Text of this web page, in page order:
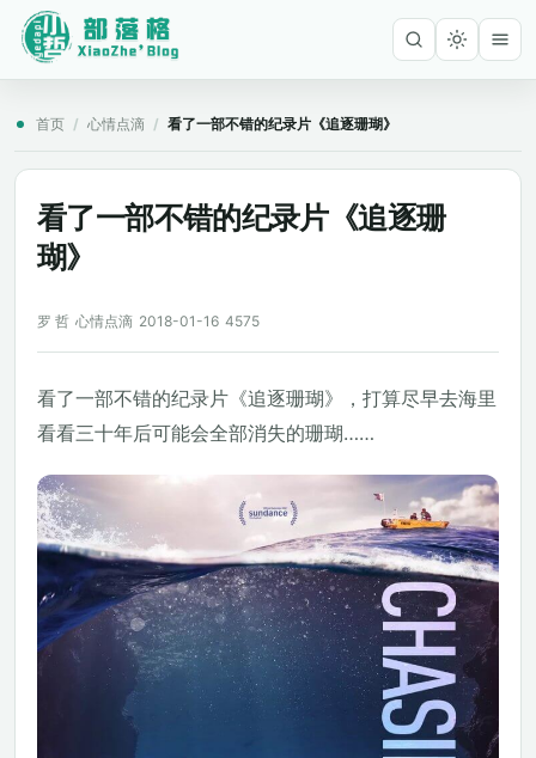
首页 / 心情点滴 / 看了一部不错的纪录片《追逐珊瑚》
看了一部不错的纪录片《追逐珊
瑚》
罗 哲 心情点滴 2018-01-16 4575
看了一部不错的纪录片《追逐珊瑚》，打算尽早去海里
看看三十年后可能会全部消失的珊瑚……